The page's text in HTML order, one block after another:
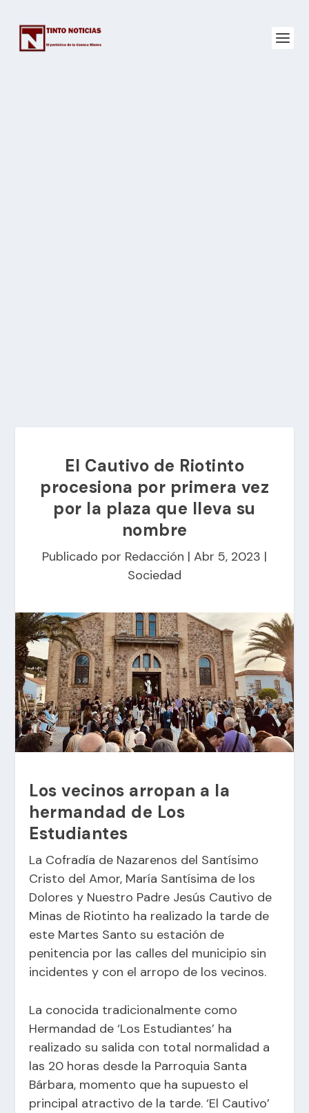
El Cautivo de Riotinto
procesiona por primera vez
por la plaza que lleva su
nombre
Publicado por Redacción | Abr 5, 2023 |
Sociedad
Los vecinos arropan a la
hermandad de Los
Estudiantes
La Cofradía de Nazarenos del Santísimo
Cristo del Amor, María Santísima de los
Dolores y Nuestro Padre Jesús Cautivo de
Minas de Riotinto ha realizado la tarde de
este Martes Santo su estación de
penitencia por las calles del municipio sin
incidentes y con el arropo de los vecinos.
La conocida tradicionalmente como
Hermandad de ‘Los Estudiantes’ ha
realizado su salida con total normalidad a
las 20 horas desde la Parroquia Santa
Bárbara, momento que ha supuesto el
principal atractivo de la tarde. ‘El Cautivo’